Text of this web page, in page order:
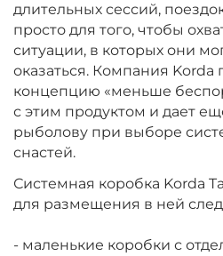
длительных сессий,
просто для того, чтобы
ситуации, в которых они
оказаться. Компания Korda
концепцию «меньше
с этим продуктом и дает
рыболову при выборе
снастей.
Системная коробка Korda
для размещения в ней
- маленькие коробки с